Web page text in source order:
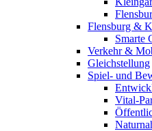
Flensburg &
Smarte
Verkehr &
Gleichstellung
Spiel- und
Vital-